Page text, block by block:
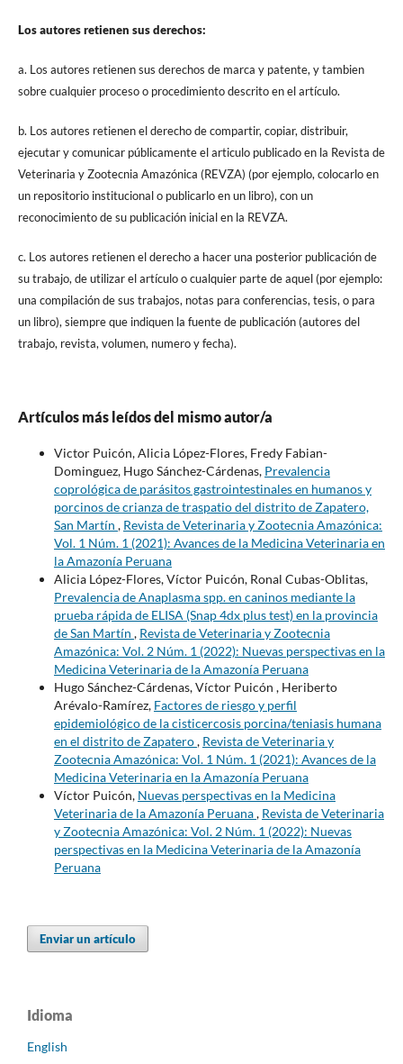
Los autores retienen sus derechos:
a. Los autores retienen sus derechos de marca y patente, y tambien
sobre cualquier proceso o procedimiento descrito en el artículo.
b. Los autores retienen el derecho de compartir, copiar, distribuir,
ejecutar y comunicar públicamente el articulo publicado en la Revista de
Veterinaria y Zootecnia Amazónica (REVZA) (por ejemplo, colocarlo en
un repositorio institucional o publicarlo en un libro), con un
reconocimiento de su publicación inicial en la REVZA.
c. Los autores retienen el derecho a hacer una posterior publicación de
su trabajo, de utilizar el artículo o cualquier parte de aquel (por ejemplo:
una compilación de sus trabajos, notas para conferencias, tesis, o para
un libro), siempre que indiquen la fuente de publicación (autores del
trabajo, revista, volumen, numero y fecha).
Artículos más leídos del mismo autor/a
Victor Puicón, Alicia López-Flores, Fredy Fabian-
Dominguez, Hugo Sánchez-Cárdenas, Prevalencia
coprológica de parásitos gastrointestinales en humanos y
porcinos de crianza de traspatio del distrito de Zapatero,
San Martín , Revista de Veterinaria y Zootecnia Amazónica:
Vol. 1 Núm. 1 (2021): Avances de la Medicina Veterinaria en
la Amazonía Peruana
Alicia López-Flores, Víctor Puicón, Ronal Cubas-Oblitas,
Prevalencia de Anaplasma spp. en caninos mediante la
prueba rápida de ELISA (Snap 4dx plus test) en la provincia
de San Martín , Revista de Veterinaria y Zootecnia
Amazónica: Vol. 2 Núm. 1 (2022): Nuevas perspectivas en la
Medicina Veterinaria de la Amazonía Peruana
Hugo Sánchez-Cárdenas, Víctor Puicón , Heriberto
Arévalo-Ramírez, Factores de riesgo y perfil
epidemiológico de la cisticercosis porcina/teniasis humana
en el distrito de Zapatero, Revista de Veterinaria y
Zootecnia Amazónica: Vol. 1 Núm. 1 (2021): Avances de la
Medicina Veterinaria en la Amazonía Peruana
Víctor Puicón, Nuevas perspectivas en la Medicina
Veterinaria de la Amazonía Peruana, Revista de Veterinaria
y Zootecnia Amazónica: Vol. 2 Núm. 1 (2022): Nuevas
perspectivas en la Medicina Veterinaria de la Amazonía
Peruana
Enviar un artículo
Idioma
English